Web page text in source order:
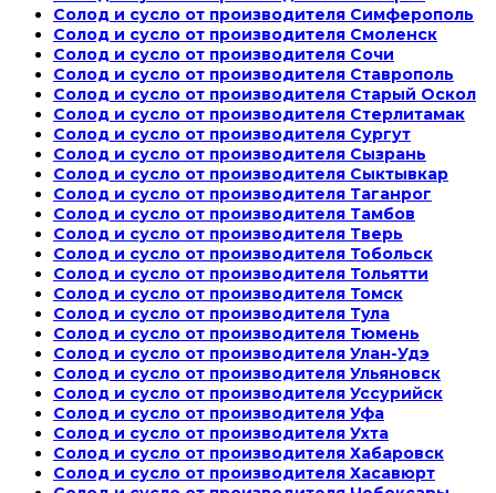
Солод и сусло от производителя Симферополь
Солод и сусло от производителя Смоленск
Солод и сусло от производителя Сочи
Солод и сусло от производителя Ставрополь
Солод и сусло от производителя Старый Оскол
Солод и сусло от производителя Стерлитамак
Солод и сусло от производителя Сургут
Солод и сусло от производителя Сызрань
Солод и сусло от производителя Сыктывкар
Солод и сусло от производителя Таганрог
Солод и сусло от производителя Тамбов
Солод и сусло от производителя Тверь
Солод и сусло от производителя Тобольск
Солод и сусло от производителя Тольятти
Солод и сусло от производителя Томск
Солод и сусло от производителя Тула
Солод и сусло от производителя Тюмень
Солод и сусло от производителя Улан-Удэ
Солод и сусло от производителя Ульяновск
Солод и сусло от производителя Уссурийск
Солод и сусло от производителя Уфа
Солод и сусло от производителя Ухта
Солод и сусло от производителя Хабаровск
Солод и сусло от производителя Хасавюрт